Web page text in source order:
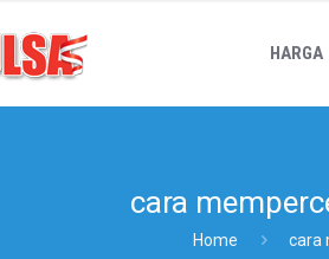
HARGA
cara
Home cara